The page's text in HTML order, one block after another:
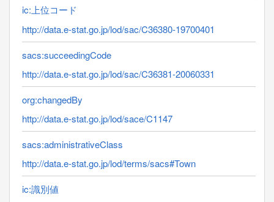
ic:上位コード
http://data.e-stat.go.jp/lod/sac/C36380-19700401
sacs:succeedingCode
http://data.e-stat.go.jp/lod/sac/C36381-20060331
org:changedBy
http://data.e-stat.go.jp/lod/sace/C1147
sacs:administrativeClass
http://data.e-stat.go.jp/lod/terms/sacs#Town
ic:識別値